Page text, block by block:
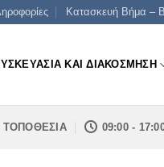
Κατασκευή Βήμα –
ΚΑΙ ΔΙΑΚΟΣΜΗΣΗ
ΤΟΠΟΘΕΣΙΑ 09:00 -